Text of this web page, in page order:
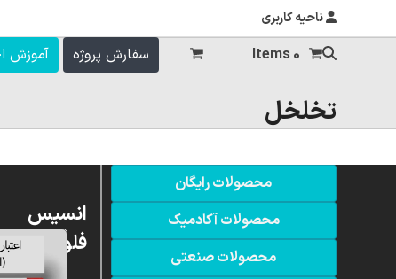
ناحیه کاربری
آموزش سفارش پروژه 0 Items
تخلخل
محصولات رایگان
محصولات آکادمیک
محصولات صنعتی
انسیس
فلوئنت